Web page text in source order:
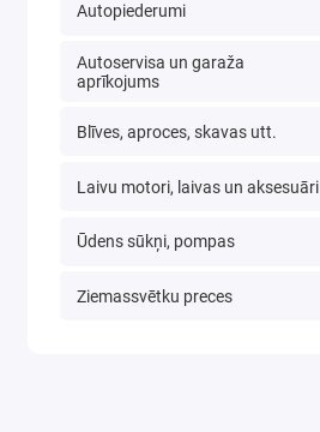
Autopiederumi
Autoservisa un garaža
aprīkojums
Blīves, aproces, skavas utt.
Laivu motori, laivas un aksesuāri
Ūdens sūkņi, pompas
Ziemassvētku preces